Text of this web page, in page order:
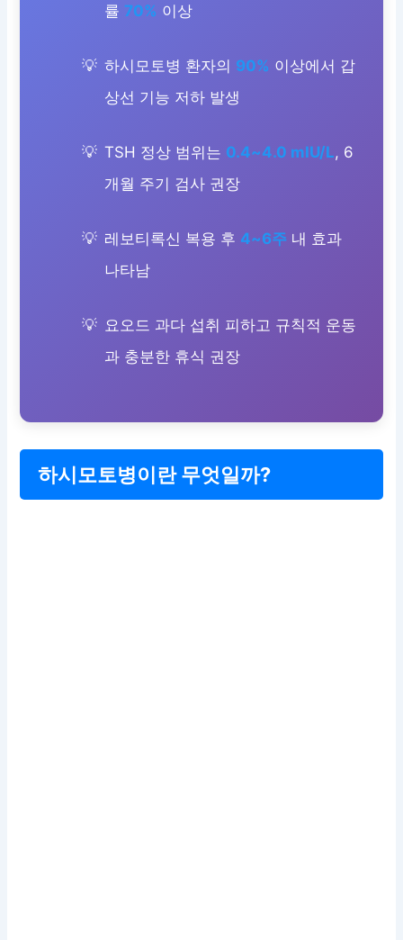
률70% 이상
하시모토병 환자의 90% 이상에서 갑
상선 기능 저하 발생
TSH 정상 범위는 0.4~4.0 mIU/L, 6
개월 주기 검사 권장
레보티록신 복용 후 4~6주 내 효과
나타남
요오드 과다 섭취 피하고 규칙적 운동
과 충분한 휴식 권장
하시모토병이란 무엇일까?